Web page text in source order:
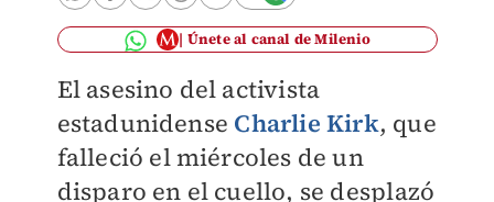
Únete al canal de Milenio
El asesino del activista
estadunidense Charlie Kirk, que
falleció el miércoles de un
disparo en el cuello, se desplazó